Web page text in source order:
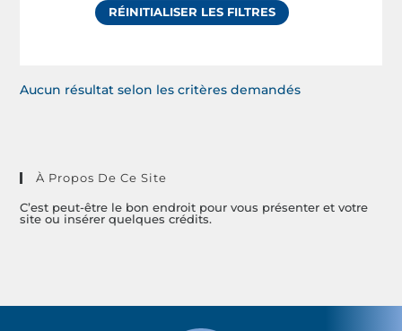
RÉINITIALISER LES FILTRES
Aucun résultat selon les critères demandés
À Propos De Ce Site
C’est peut-être le bon endroit pour vous présenter et votre
site ou insérer quelques crédits.